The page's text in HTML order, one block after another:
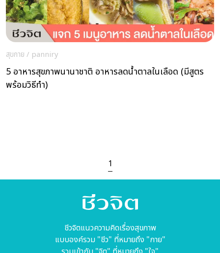
สุขกาย / panniry
5 อาหารสุขภาพนานาชาติ อาหารลดน้ำตาลในเลือด (มีสูตร
พร้อมวิธีทำ)
1
ชีวจิตแนวความคิดเรื่องสุขภาพ
แบบองค์รวม "ชีว" ที่หมายถึง "กาย"